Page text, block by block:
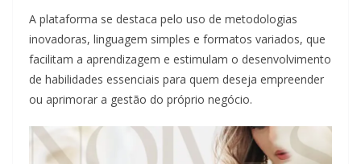
A plataforma se destaca pelo uso de metodologias
inovadoras, linguagem simples e formatos variados, que
facilitam a aprendizagem e estimulam o desenvolvimento
de habilidades essenciais para quem deseja empreender
ou aprimorar a gestão do próprio negócio.